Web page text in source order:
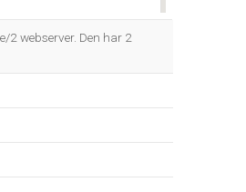
2 webserver. Den har 2